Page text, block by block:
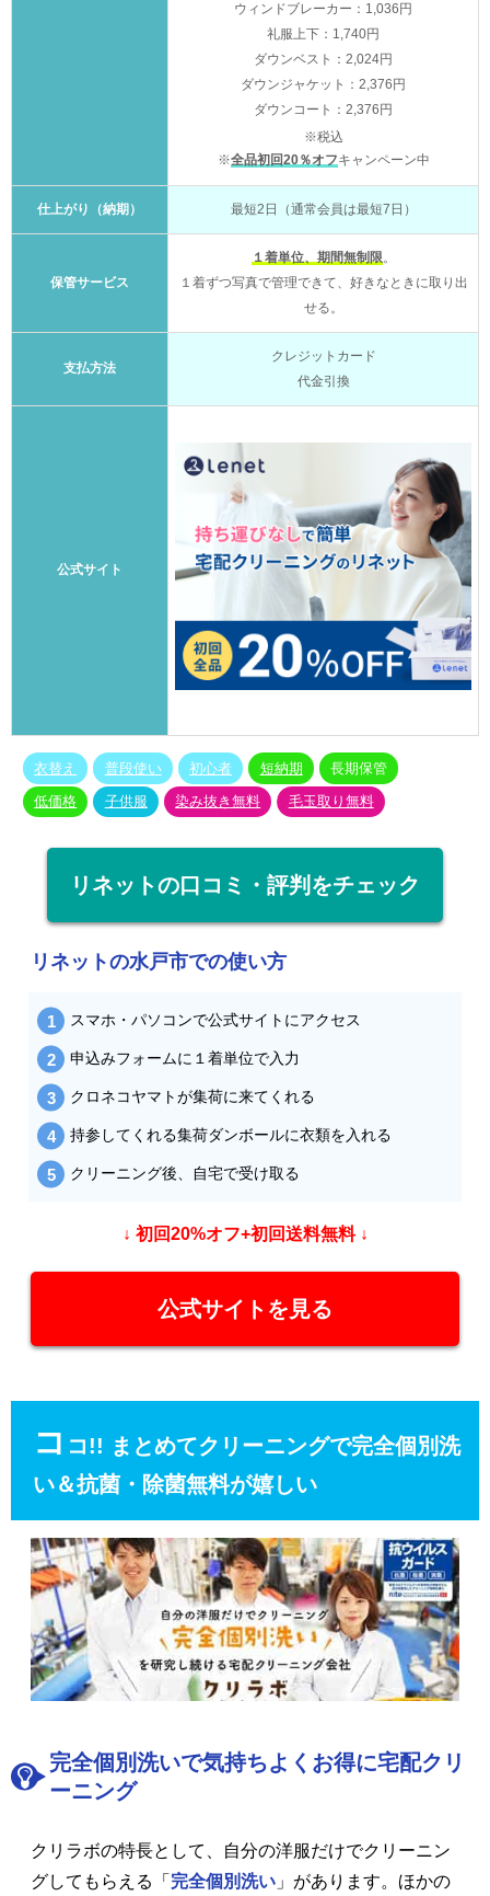
ウィンドブレーカー：1,036円
礼服上下：1,740円
ダウンベスト：2,024円
ダウンジャケット：2,376円
ダウンコート：2,376円
※税込
※全品初回20％オフキャンペーン中
仕上がり（納期） 最短2日（通常会員は最短7日）
保管サービス
１着単位、期間無制限。
１着ずつ写真で管理できて、好きなときに取り出
せる。
支払方法
クレジットカード
代金引換
公式サイト
衣替え 普段使い 初心者 短納期 長期保管
低価格 子供服 染み抜き無料 毛玉取り無料
リネットの口コミ・評判をチェック
リネットの水戸市での使い方
スマホ・パソコンで公式サイトにアクセス
申込みフォームに１着単位で入力
クロネコヤマトが集荷に来てくれる
持参してくれる集荷ダンボールに衣類を入れる
クリーニング後、自宅で受け取る
↓ 初回20%オフ+初回送料無料 ↓
公式サイトを見る
コ コ!! まとめてクリーニングで完全個別洗
い＆抗菌・除菌無料が嬉しい
完全個別洗いで気持ちよくお得に宅配クリ
ーニング
クリラボの特長として、自分の洋服だけでクリーニン
グしてもらえる「 完全個別洗い 」があります。ほかの